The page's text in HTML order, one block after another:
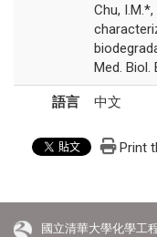
Chu,
Med. Biol.
語言 中文
Print
國立清華大學化學工